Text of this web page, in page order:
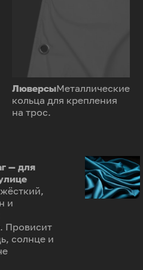
ЛюверсыМеталлические
кольца для крепления
на трос.
— для
и
Провисит
солнце и